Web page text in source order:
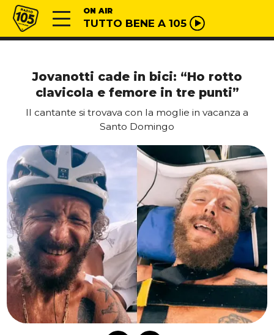
Vai al contenuto
Radio 105 ON AIR
TUTTO BENE A 105
Jovanotti cade in bici: “Ho rotto
clavicola e femore in tre punti”
Il cantante si trovava con la moglie in vacanza a
Santo Domingo